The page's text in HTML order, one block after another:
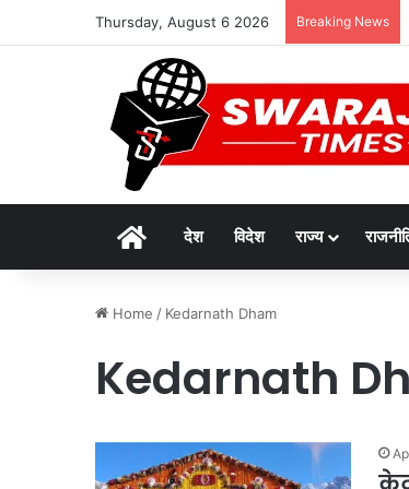
Thursday, August 6 2026 Breaking News
Homeदेश विदेश राज्य
Home / Kedarnath Dham
Kedarnath